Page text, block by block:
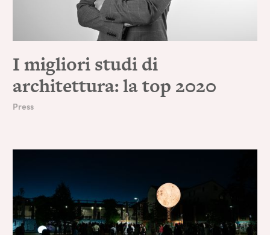
I migliori studi di
architettura: la top 2020
Press